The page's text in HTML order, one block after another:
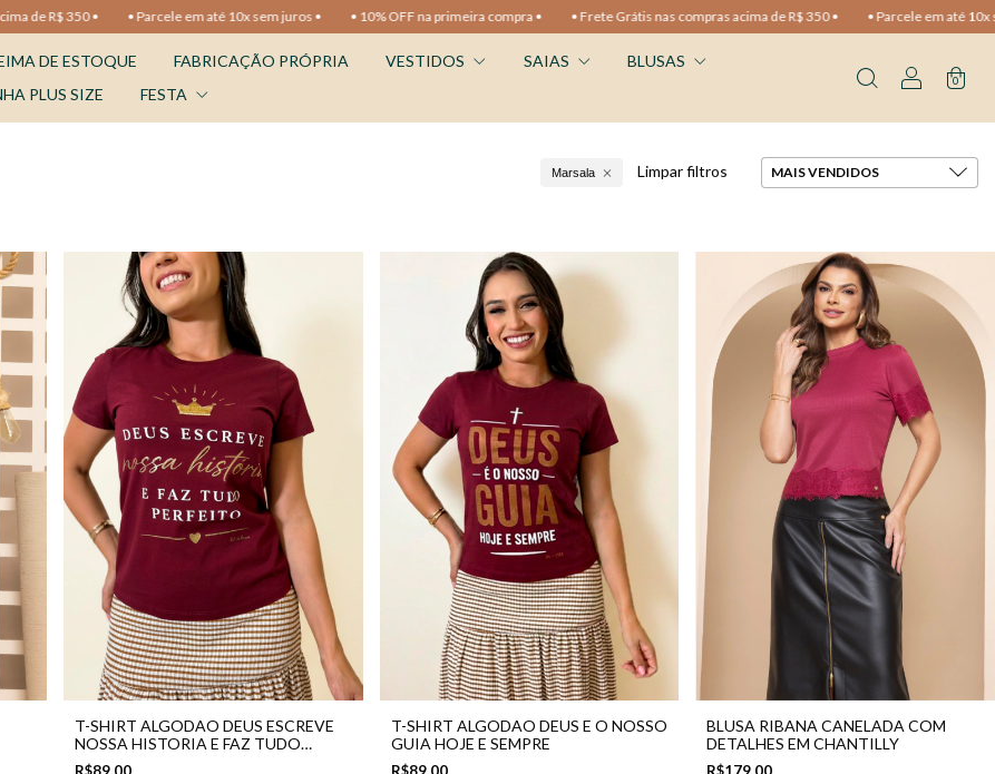
350 • • Parcele em até 10x sem juros • • 10% OFF na primeira compra • • Frete Grátis nas compras acima de R$ 350 • • Parcele em até 10x sem
DE ESTOQUE FABRICAÇÃO PRÓPRIA VESTIDOS SAIAS
BLUSAS
PLUS SIZE FESTA
0
Marsala Limpar filtros
T-SHIRT ALGODAO DEUS ESCREVE
NOSSA HISTORIA E FAZ TUDO
PERFEITO
T-SHIRT ALGODAO DEUS E O NOSSO
GUIA HOJE E SEMPRE
BLUSA RIBANA CANELADA COM
DETALHES EM CHANTILLY